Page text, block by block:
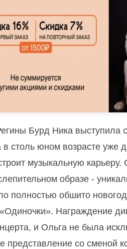
Бурд Ника выступила
столь юном возрасте уже
музыкальную карьеру.
образе -
полностью обшито
Награждение
и Ольга не была
представление со сменой